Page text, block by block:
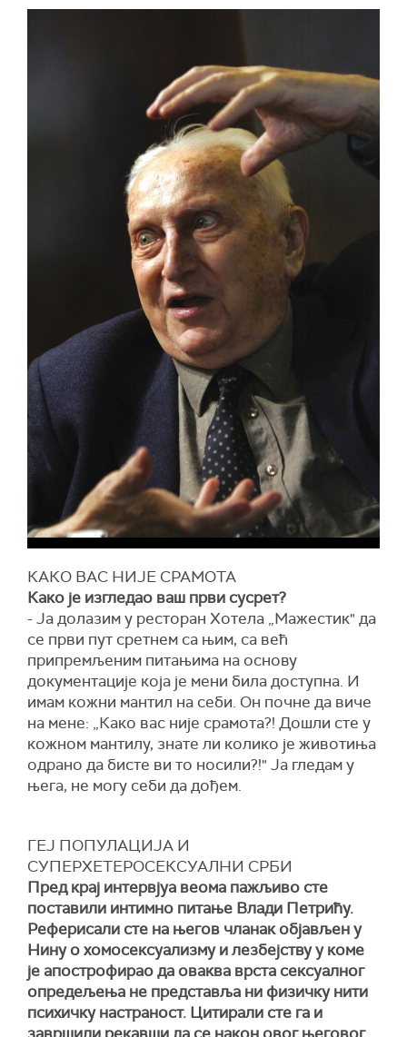
КАКО ВАС НИЈЕ СРАМОТА
Како је изгледао ваш први сусрет?
- Ја долазим у ресторан Хотела „Мажестик" да
се први пут сретнем са њим, са већ
припремљеним питањима на основу
документације која је мени била доступна. И
имам кожни мантил на себи. Он почне да виче
на мене: „Како вас није срамота?! Дошли сте у
кожном мантилу, знате ли колико је животиња
одрано да бисте ви то носили?!" Ја гледам у
њега, не могу себи да дођем.
ГЕЈ ПОПУЛАЦИЈА И
СУПЕРХЕТЕРОСЕКСУАЛНИ СРБИ
Пред крај интервјуа веома пажљиво сте
поставили интимно питање Влади Петрићу.
Реферисали сте на његов чланак објављен у
Нину о хомосексуализму и лезбејству у коме
је апострофирао да оваква врста сексуалног
опредељења не представља ни физичку нити
психичку настраност. Цитирали сте га и